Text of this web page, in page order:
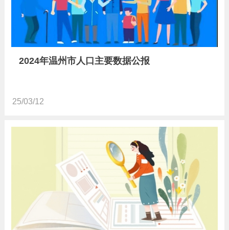
2024年温州市人口主要数据公报
25/03/12